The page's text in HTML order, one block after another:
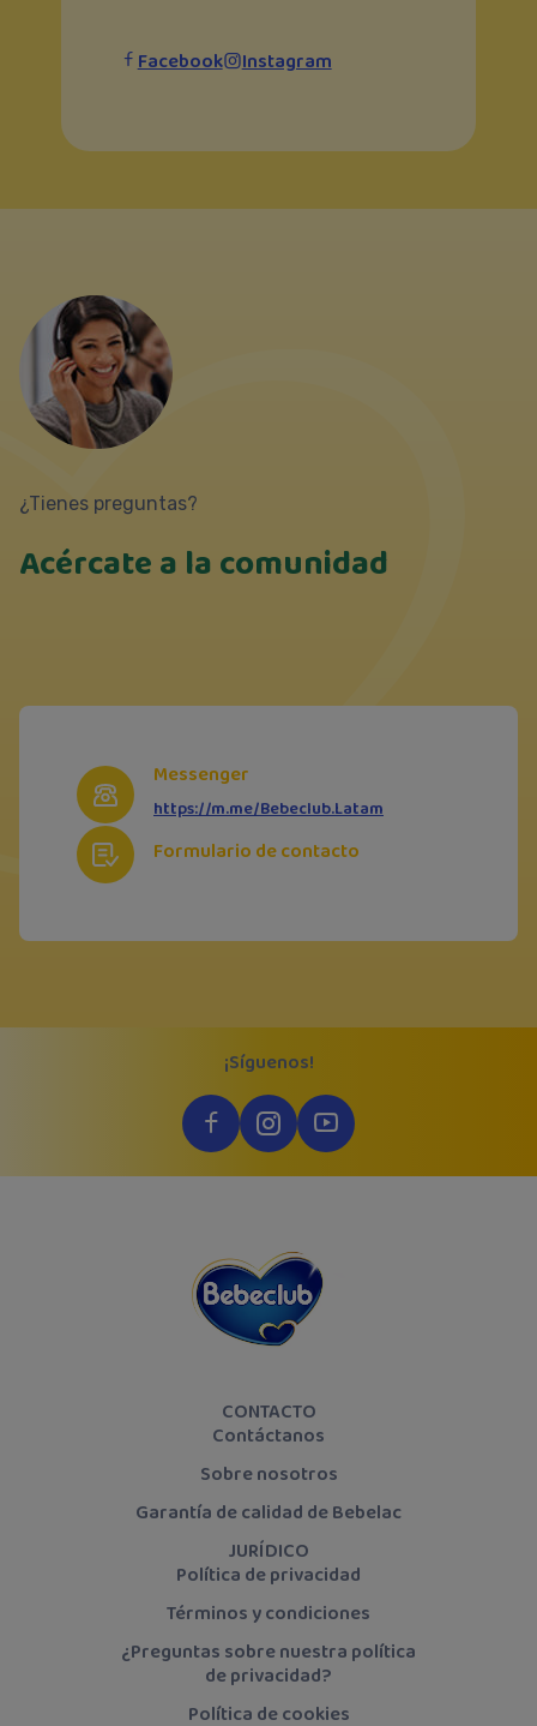
Facebook Instagram
¿Tienes preguntas?
Acércate a la comunidad
Messenger
https://m.me/Bebeclub.Latam
Formulario de contacto
CONTACTO
Contáctanos
Sobre nosotros
Garantía de calidad de Bebelac
JURÍDICO
Política de privacidad
Términos y condiciones
¿Preguntas sobre nuestra política
de privacidad?
Política de cookies
¡Síguenos!